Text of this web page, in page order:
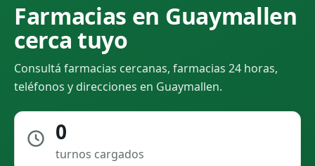
Farmacias en Guaymallen
cerca tuyo
Consultá farmacias cercanas, farmacias 24 horas,
teléfonos y direcciones en Guaymallen.
0
turnos cargados